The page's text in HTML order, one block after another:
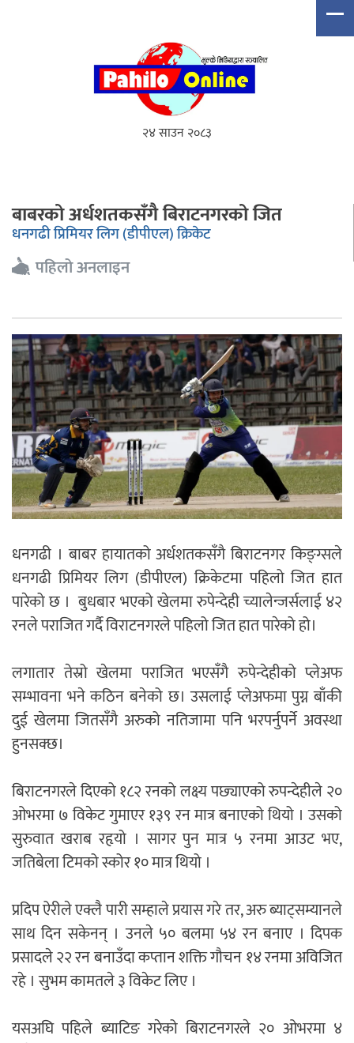
२४ साउन २०८३
बाबरको अर्धशतकसँगै बिराटनगरको जित
धनगढी प्रिमियर लिग (डीपीएल) क्रिकेट
पहिलो अनलाइन
धनगढी । बाबर हायातको अर्धशतकसँगै बिराटनगर किङ्ग्सले
धनगढी प्रिमियर लिग (डीपीएल) क्रिकेटमा पहिलो जित हात
पारेको छ । बुधबार भएको खेलमा रुपेन्देही च्यालेन्जर्सलाई ४२
रनले पराजित गर्दै विराटनगरले पहिलो जित हात पारेको हो।
लगातार तेस्रो खेलमा पराजित भएसँगै रुपेन्देहीको प्लेअफ
सम्भावना भने कठिन बनेको छ। उसलाई प्लेअफमा पुग्न बाँकी
दुई खेलमा जितसँगै अरुको नतिजामा पनि भरपर्नुपर्ने अवस्था
हुनसक्छ।
बिराटनगरले दिएको १८२ रनको लक्ष्य पछ्याएको रुपन्देहीले २०
ओभरमा ७ विकेट गुमाएर १३९ रन मात्र बनाएको थियो । उसको
सुरुवात खराब रहृयो । सागर पुन मात्र ५ रनमा आउट भए,
जतिबेला टिमको स्कोर १० मात्र थियो ।
प्रदिप ऐरीले एक्लै पारी सम्हाले प्रयास गरे तर, अरु ब्याट्सम्यानले
साथ दिन सकेनन् । उनले ५० बलमा ५४ रन बनाए । दिपक
प्रसादले २२ रन बनाउँदा कप्तान शक्ति गौचन १४ रनमा अविजित
रहे । सुभम कामतले ३ विकेट लिए ।
यसअघि पहिले ब्याटिङ गरेको बिराटनगरले २० ओभरमा ४